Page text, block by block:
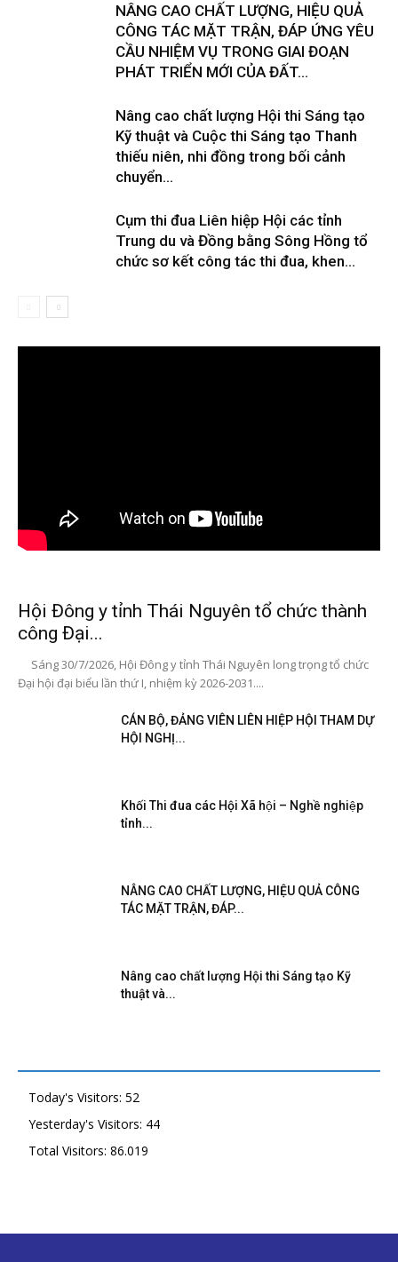
NÂNG CAO CHẤT LƯỢNG, HIỆU QUẢ
CÔNG TÁC MẶT TRẬN, ĐÁP ỨNG YÊU
CẦU NHIỆM VỤ TRONG GIAI ĐOẠN
PHÁT TRIỂN MỚI CỦA ĐẤT...
Nâng cao chất lượng Hội thi Sáng tạo
Kỹ thuật và Cuộc thi Sáng tạo Thanh
thiếu niên, nhi đồng trong bối cảnh
chuyển...
Cụm thi đua Liên hiệp Hội các tỉnh
Trung du và Đồng bằng Sông Hồng tổ
chức sơ kết công tác thi đua, khen...
Hội Đông y tỉnh Thái Nguyên tổ chức thành
công Đại...
Sáng 30/7/2026, Hội Đông y tỉnh Thái Nguyên long trọng tổ chức
Đại hội đại biểu lần thứ I, nhiệm kỳ 2026-2031....
CÁN BỘ, ĐẢNG VIÊN LIÊN HIỆP HỘI THAM DỰ
HỘI NGHỊ...
Khối Thi đua các Hội Xã hội – Nghề nghiệp
tỉnh...
NÂNG CAO CHẤT LƯỢNG, HIỆU QUẢ CÔNG
TÁC MẶT TRẬN, ĐÁP...
Nâng cao chất lượng Hội thi Sáng tạo Kỹ
thuật và...
Today's Visitors: 52
Yesterday's Visitors: 44
Total Visitors: 86.019